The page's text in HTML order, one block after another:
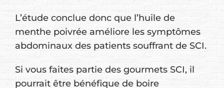
L’étude conclue donc que l’huile de
menthe poivrée améliore les symptômes
abdominaux des patients souffrant de SCI.
Si vous faites partie des gourmets SCI, il
pourrait être bénéfique de boire